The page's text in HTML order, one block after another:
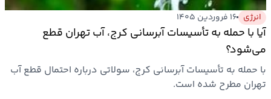
جهان
بازار
و
تجارت
انرژی ۱۶ فروردین ۱۴۰۵
آیا با حمله به تأسیسات آبرسانی کرج، آب تهران قطع
می‌شود؟
با حمله به تأسیسات آبرسانی کرج، سولاتی درباره احتمال قطع آب
تهران مطرح شده است.